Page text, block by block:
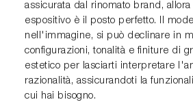
assicurata dal rinomato brand,
espositivo è il posto perfetto. Il
nell'immagine, si può declinare in
configurazioni, tonalità e finiture di
estetico per lasciarti interpretare
razionalità, assicurandoti la
cui hai bisogno.